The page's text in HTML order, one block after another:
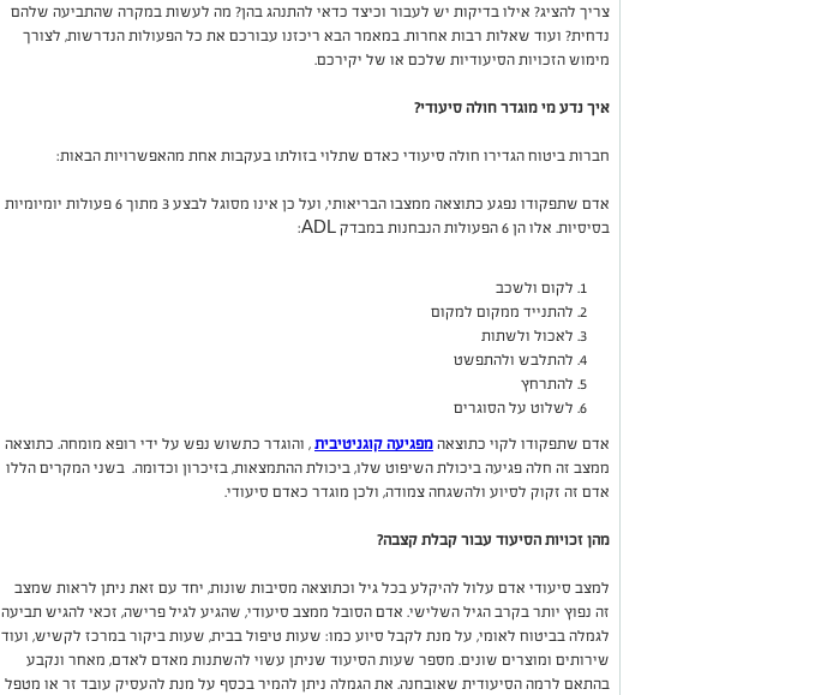
צריך להציג? אילו בדיקות יש לעבור וכיצד כדאי להתנהג בהן? מה לעשות במקרה שהתביעה שלהם
נדחית? ועוד שאלות רבות אחרות. במאמר הבא ריכזנו עבורכם את כל הפעולות הנדרשות, לצורך
מימוש הזכויות הסיעודיות שלכם או של יקירכם.
איך נדע מי מוגדר חולה סיעודי?
חברות ביטוח הגדירו חולה סיעודי כאדם שתלוי בזולתו בעקבות אחת מהאפשרויות הבאות:
אדם שתפקודו נפגע כתוצאה ממצבו הבריאותי, ועל כן אינו מסוגל לבצע 3 מתוך 6 פעולות יומיומיות
בסיסיות. אלו הן 6 הפעולות הנבחנות במבדק ADL:
לקום ולשכב
להתנייד ממקום למקום
לאכול ולשתות
להתלבש ולהתפשט
להתרחץ
לשלוט על הסוגרים
אדם שתפקודו לקוי כתוצאהמפגיעה קוגניטיבית, והוגדר כתשוש נפש על ידי רופא מומחה. כתוצאה
ממצב זה חלה פגיעה ביכולת השיפוט שלו, ביכולת ההתמצאות, בזיכרון וכדומה. בשני המקרים הללו
אדם זה זקוק לסיוע ולהשגחה צמודה, ולכן מוגדר כאדם סיעודי.
מהן זכויות הסיעוד עבור קבלת קצבה?
למצב סיעודי אדם עלול להיקלע בכל גיל וכתוצאה מסיבות שונות, יחד עם זאת ניתן לראות שמצב
זה נפוץ יותר בקרב הגיל השלישי. אדם הסובל ממצב סיעודי, שהגיע לגיל פרישה, זכאי להגיש תביעה
לגמלה בביטוח לאומי, על מנת לקבל סיוע כמו: שעות טיפול בבית, שעות ביקור במרכז לקשיש, ועוד
שירותים ומוצרים שונים. מספר שעות הסיעוד שניתן עשוי להשתנות מאדם לאדם, מאחר ונקבע
בהתאם לרמה הסיעודית שאובחנה. את הגמלה ניתן להמיר בכסף על מנת להעסיק עובד זר או מטפל